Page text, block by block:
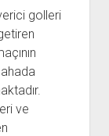
golleri
ve